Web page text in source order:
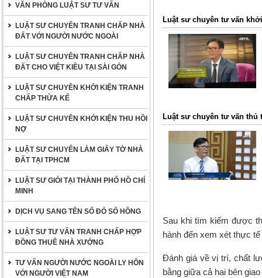
VĂN PHÒNG LUẬT SƯ TƯ VẤN
LUẬT SƯ CHUYÊN TRANH CHẤP NHÀ
ĐẤT VỚI NGƯỜI NƯỚC NGOÀI
LUẬT SƯ CHUYÊN TRANH CHẤP NHÀ
ĐẤT CHO VIỆT KIỀU TẠI SÀI GÒN
LUẬT SƯ CHUYÊN KHỞI KIỆN TRANH
CHẤP THỪA KẾ
LUẬT SƯ CHUYÊN KHỞI KIỆN THU HỒI
NỢ
LUẬT SƯ CHUYÊN LÀM GIẤY TỜ NHÀ
ĐẤT TẠI TPHCM
LUẬT SƯ GIỎI TẠI THÀNH PHỐ HỒ CHÍ
MINH
DỊCH VỤ SANG TÊN SỔ ĐỎ SỔ HỒNG
LUẬT SƯ TƯ VẤN TRANH CHẤP HỢP
ĐỒNG THUÊ NHÀ XƯỞNG
TƯ VẤN NGƯỜI NƯỚC NGOÀI LY HÔN
VỚI NGƯỜI VIỆT NAM
Luật sư chuyên tư vấn
Luật sư chuyên tư vấn thủ
Sau khi tìm kiếm được
hành đến xem xét thực
Đánh giá về vị trí, chất
bằng giữa cả hai bên